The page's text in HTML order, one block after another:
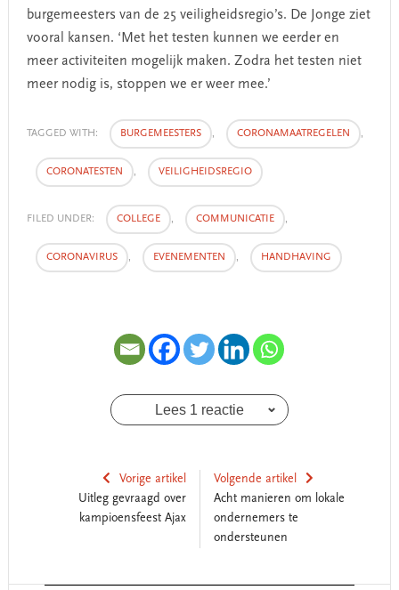
burgemeesters van de 25 veiligheidsregio’s. De Jonge ziet
vooral kansen. ‘Met het testen kunnen we eerder en
meer activiteiten mogelijk maken. Zodra het testen niet
meer nodig is, stoppen we er weer mee.’
TAGGED WITH: BURGEMEESTERS , CORONAMAATREGELEN ,
CORONATESTEN , VEILIGHEIDSREGIO
FILED UNDER: COLLEGE , COMMUNICATIE ,
CORONAVIRUS , EVENEMENTEN , HANDHAVING
Lees 1 reactie
Vorige artikel
Uitleg gevraagd over
kampioensfeest Ajax
Volgende artikel
Acht manieren om lokale
ondernemers te
ondersteunen